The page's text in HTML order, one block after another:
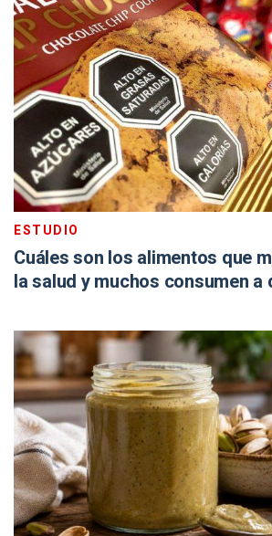
ESTUDIO
Cuáles son los alimentos que
la salud y muchos consumen a